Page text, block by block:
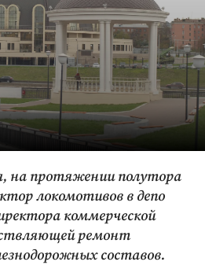
на протяжении полутора
локомотивов в депо
коммерческой
ремонт
составов.